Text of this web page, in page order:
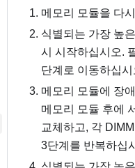
메모리 모듈을 다
식별되는 가장 높
시 시작하십시오.
단계로 이동하십시
메모리 모듈에 장
메모리 모듈 후에
교체하고, 각
3단계를 반복하십